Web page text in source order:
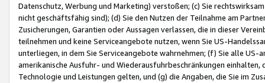
Datenschutz, Werbung und Marketing) verstoßen; (c) Sie
nicht geschäftsfähig sind); (d) Sie den Nutzen der Teilnahme am
Zusicherungen, Garantien oder Aussagen verlassen, die in dieser
teilnehmen und keine Serviceangebote nutzen, wenn Sie US-
unterliegen, in dem Sie Serviceangebote wahrnehmen; (f) Sie alle
amerikanische Ausfuhr- und Wiederausfuhrbeschränkungen
Technologie und Leistungen gelten, und (g) die Angaben, die Sie im